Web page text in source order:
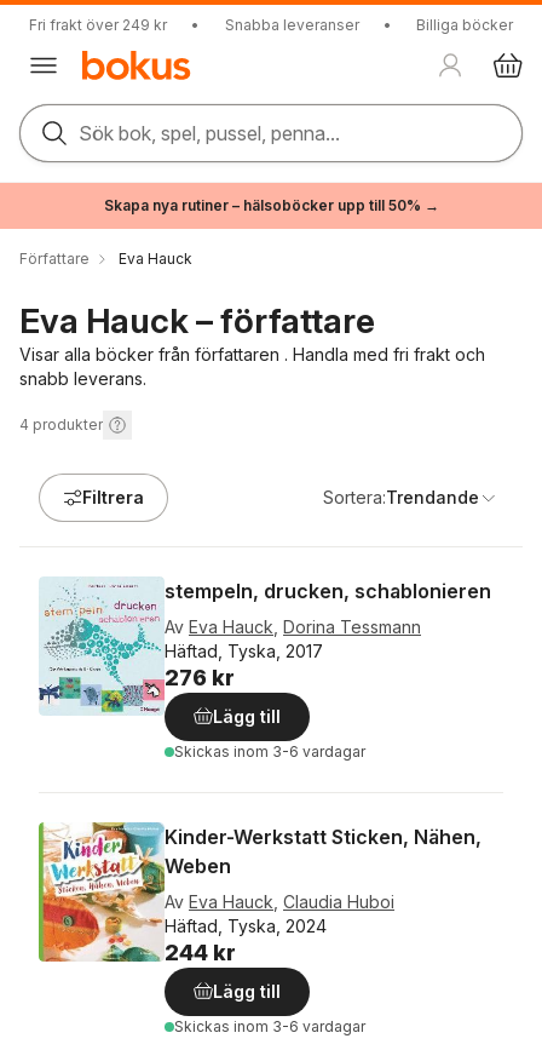
Fri frakt över 249 kr • Snabba leveranser • Billiga böcker
Sök bok, spel, pussel, penna...
Skapa nya rutiner – hälsoböcker upp till 50% →
Författare Eva Hauck
Eva Hauck – författare
Visar alla böcker från författaren . Handla med fri frakt och
snabb leverans.
4 produkter
Filtrera Sortera:Trendande
stempeln, drucken, schablonieren
Av Eva Hauck Dorina Tessmann
Häftad, Tyska, 2017
276 kr
Lägg till
Skickas inom 3-6 vardagar
Kinder-Werkstatt Sticken, Nähen,
Weben
Av Eva Hauck Claudia Huboi
Häftad, Tyska, 2024
244 kr
Lägg till
Skickas inom 3-6 vardagar